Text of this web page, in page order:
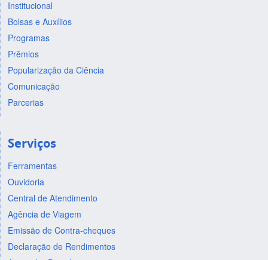
Institucional
Bolsas e Auxílios
Programas
Prêmios
Popularização da Ciência
Comunicação
Parcerias
Serviços
Ferramentas
Ouvidoria
Central de Atendimento
Agência de Viagem
Emissão de Contra-cheques
Declaração de Rendimentos